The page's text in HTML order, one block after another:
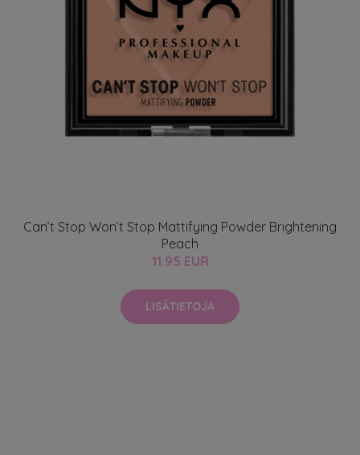
Can’t Stop Won’t Stop Mattifying Powder Brightening
Peach
11.95 EUR
LISÄTIETOJA